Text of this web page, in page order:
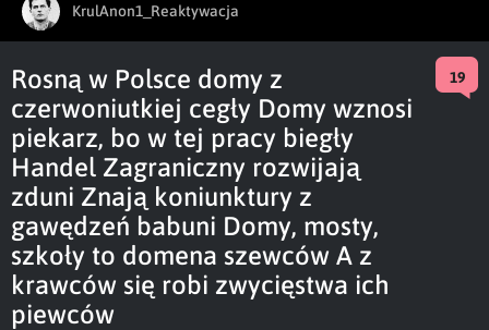
KrulAnon1_Reaktywacja
Rosną w Polsce domy z
czerwoniutkiej cegły Domy wznosi
piekarz, bo w tej pracy biegły
Handel Zagraniczny rozwijają
zduni Znają koniunktury z
gawędzeń babuni Domy, mosty,
szkoły to domena szewców A z
krawców się robi zwycięstwa ich
piewców
19